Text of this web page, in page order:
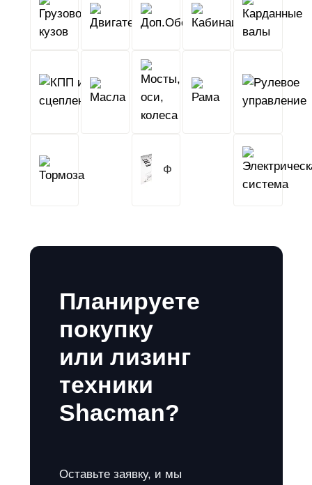
Грузовой
кузов
Двигатель Кабина
КПП
оси,
Рама
Тормоза
Планируете
покупку
или лизинг
техники
Shacman?
Оставьте заявку, и мы